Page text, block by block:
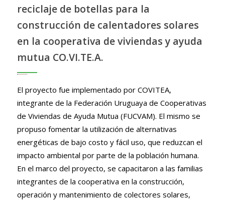
reciclaje de botellas para la
construcción de calentadores solares
en la cooperativa de viviendas y ayuda
mutua CO.VI.TE.A.
El proyecto fue implementado por COVITEA,
integrante de la Federación Uruguaya de Cooperativas
de Viviendas de Ayuda Mutua (FUCVAM). El mismo se
propuso fomentar la utilización de alternativas
energéticas de bajo costo y fácil uso, que reduzcan el
impacto ambiental por parte de la población humana.
En el marco del proyecto, se capacitaron a las familias
integrantes de la cooperativa en la construcción,
operación y mantenimiento de colectores solares,